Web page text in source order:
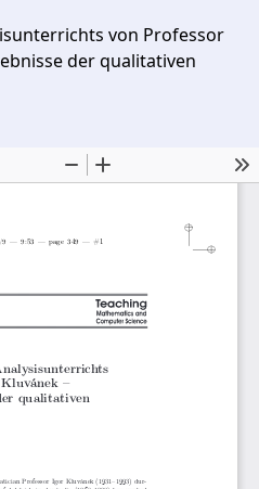
von Professor
der qualitativen